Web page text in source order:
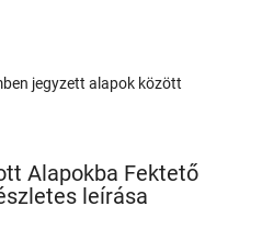
jegyzett alapok között
Alapokba Fektető
leírása